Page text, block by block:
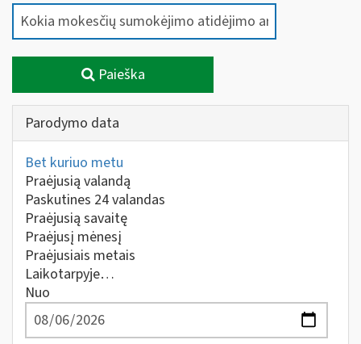
Paieška
Parodymo data
Bet kuriuo metu
Praėjusią valandą
Paskutines 24 valandas
Praėjusią savaitę
Praėjusį mėnesį
Praėjusiais metais
Laikotarpyje…
Nuo